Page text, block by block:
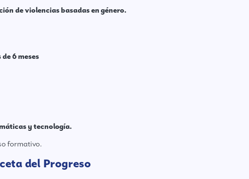
de violencias basadas en género.
de 6 meses
y tecnología.
formativo.
del Progreso